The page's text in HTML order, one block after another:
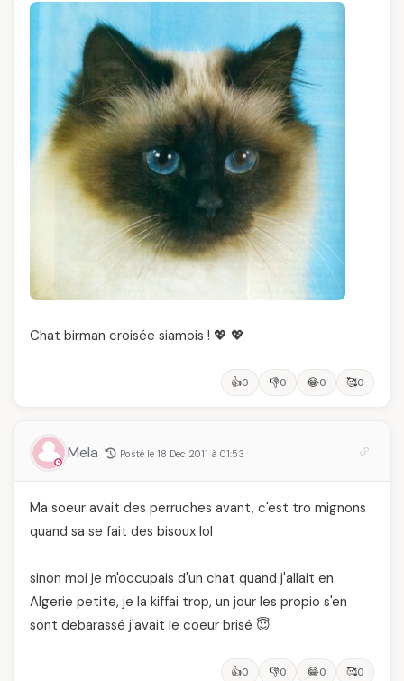
Chat birman croisée siamois ! 💖 💖
👍0 👎0 😂0 🥰0
Mela Posté le 18 Dec 2011 à 01:53
Ma soeur avait des perruches avant, c'est tro mignons
quand sa se fait des bisoux lol
sinon moi je m'occupais d'un chat quand j'allait en
Algerie petite, je la kiffai trop, un jour les propio s'en
sont debarassé j'avait le coeur brisé 😇
👍0 👎0 😂0 🥰0